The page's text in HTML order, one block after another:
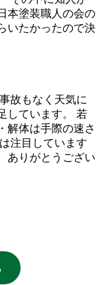
本塗装職人の会の
いたかったので決
故もなく天気に
しています。 若
解体は手際の速さ
注目しています
ありがとうござい